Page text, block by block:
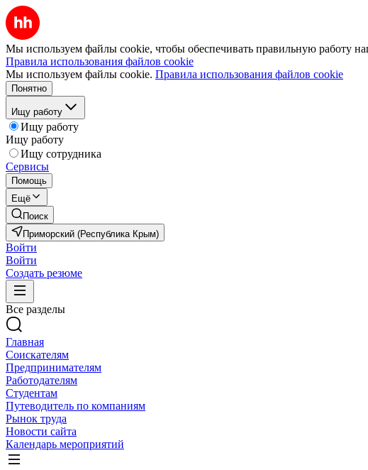
Мы используем файлы cookie, чтобы обеспечивать правильную работу
Правила использования файлов cookie
Мы используем файлы cookie. Правила использования файлов cookie
Понятно
Ищу работу
Ищу работу
Ищу работу
Ищу сотрудника
Сервисы
Помощь
Ещё
Поиск
Приморский (Республика Крым)
Войти
Войти
Создать резюме
Все разделы
Главная
Соискателям
Предпринимателям
Работодателям
Студентам
Путеводитель по компаниям
Рынок труда
Новости сайта
Календарь мероприятий